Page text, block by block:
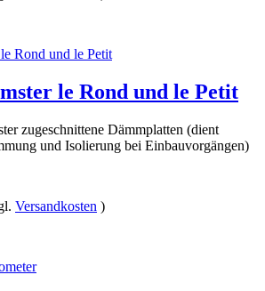
le Rond und le Petit
zugeschnittene Dämmplatten (dient
und Isolierung bei Einbauvorgängen)
Versandkosten )